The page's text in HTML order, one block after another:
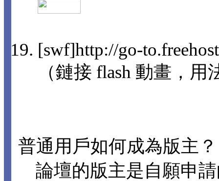
[swf]http://go-
（鏈接 flash 動畫，
普通用戶如何成為版主？
論壇的版主是自願申